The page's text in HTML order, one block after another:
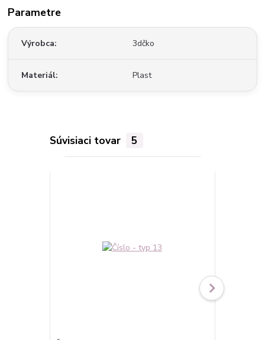
Parametre
Výrobca 3dčko
Materiál Plast
Súvisiaci tovar 5